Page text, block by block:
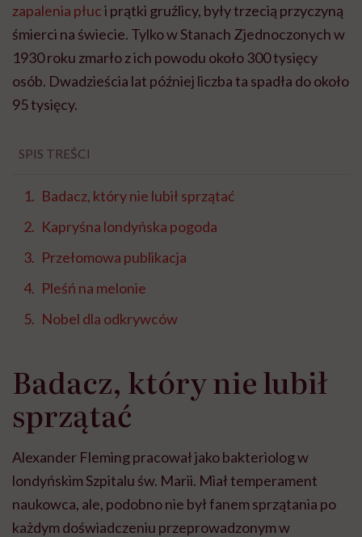
zapalenia płuci prątki gruźlicy, były trzecią przyczyną
śmierci na świecie. Tylko w Stanach Zjednoczonych w
1930 roku zmarło z ich powodu około 300 tysięcy
osób. Dwadzieścia lat później liczba ta spadła do około
95 tysięcy.
SPIS TREŚCI
Badacz, który nie lubił sprzątać
Kapryśna londyńska pogoda
Przełomowa publikacja
Pleśń na melonie
Nobel dla odkrywców
Badacz, który nie lubił
sprzątać
Alexander Fleming pracował jako bakteriolog w
londyńskim Szpitalu św. Marii. Miał temperament
naukowca, ale, podobno nie był fanem sprzątania po
każdym doświadczeniu przeprowadzonym w